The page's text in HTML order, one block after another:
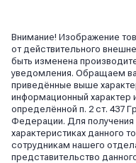
Внимание! Изображение
от действительного
быть изменена
уведомления. Обращаем
приведённые выше
информационный характер
определённой п. 2 ст. 437
Федерации. Для
характеристиках данного
сотрудникам нашего
представительство